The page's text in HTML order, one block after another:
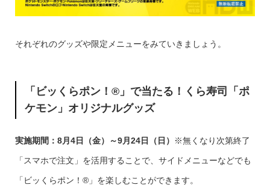
それぞれのグッズや限定メニューをみていきましょう。
「ビッくらポン！®」で当たる！くら寿司「ポ
ケモン」オリジナルグッズ
実施期間：8月4日（金）～9月24日（日） ※無くなり次第終了
「スマホで注文」を活用することで、サイドメニューなどでも
「ビッくらポン！®」を楽しむことができます。